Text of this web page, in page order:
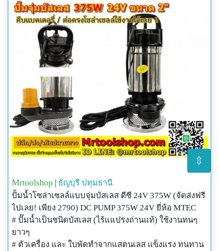
⇳
Mrtoolshop | ธัญบุรี ปทุมธานี
ปั้มน้ำโซล่าเซลล์แบบจุ่มบัสเลส ดีซี 24V 375W (จัดส่งฟรี
ไปเลย! เพียง 2790) DC PUMP 375W 24V ยี่ห้อ MTEC
# ปั๊มน้ำเป็นชนิดบัสเลส (ไร้แแปรงถ่านแท้) ใช้งานทนๆ
ยาวๆ
# ตัวเครื่อง และ ใบพัดทำจากแสตนเลส แข็งแรง ทนทาน